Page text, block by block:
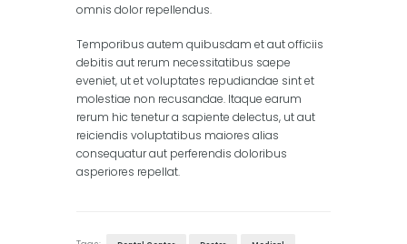
omnis dolor repellendus.
Temporibus autem quibusdam et aut officiis
debitis aut rerum necessitatibus saepe
eveniet, ut et voluptates repudiandae sint et
molestiae non recusandae. Itaque earum
rerum hic tenetur a sapiente delectus, ut aut
reiciendis voluptatibus maiores alias
consequatur aut perferendis doloribus
asperiores repellat.